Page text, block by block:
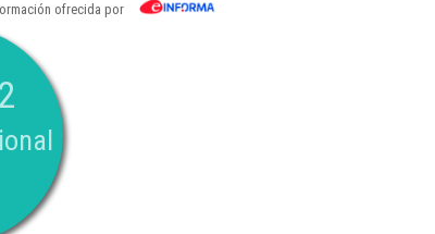
ofrecida por